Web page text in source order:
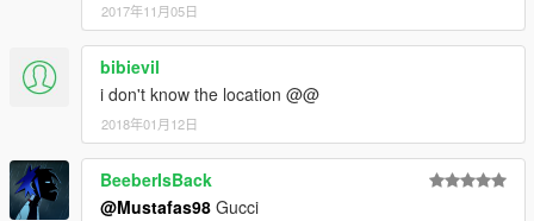
2017年11月05日
bibievil
i don't know the location @@
2018年01月12日
BeeberIsBack
@Mustafas98 Gucci